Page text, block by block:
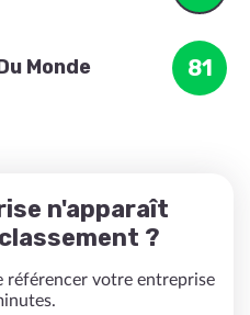
Monde 81
n'apparaît
?
référencer votre entreprise